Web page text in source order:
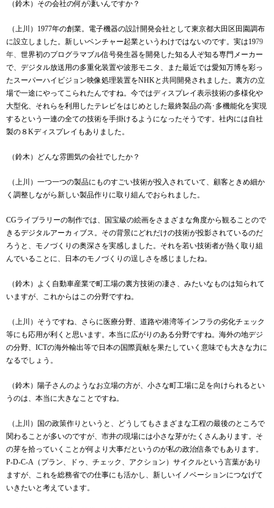
（鈴木）その会社の何が凄いんですか？
（上川） 1977年の創業。電子機器の設計開発会社として東京都大田区田園調布
に設立しました。新しいベンチャー起業というわけではないのです。実は1979
年、 世界初のプログラマブル信号発生器を開発した知る人ぞ知る専門メーカー
で、デジタル放送用の多重化装置や波形モニタ、また最近では愛知万博を彩っ
たスーパーハイビジョン映像処理装置をNHKと共同開発されました。裏方の立
場で一途にやってこられたんですね。今ではディスプレイ表示技術の多様化や
大型化、それらを利用したテレビをはじめとした最終製品の高･多機能化を実現
するという一連の全ての技術を手掛けるようになったそうです。社内には自社
製の８Kディスプレイもありました。
（鈴木）どんな雰囲気の会社でしたか？
（上川）一つ一つの製品にものすごい技術が投入されていて、顧客ときめ細か
く調整しながら新しい製品作りに取り組んでおられました。
CGライブラリーの制作では、国宝級の絵画をさまざまな角度から観ることので
きるデジタルアーカィブス。その背景にどれだけの技術が投影されているのだ
ろうと、モノづくりの奥深さを実感しました。それを若い技術者が熱く取り組
んでいることに、日本のモノづくりの逞しさを感じましたね。
（鈴木）よく自動車産業で町工場の裏方技術の凄さ、みたいなものは知られて
いますが、これからはこの分野ですね。
（上川）そうですね、さらに医療分野、道路や港湾等インフラの劣化チェック
等にも応用が利くと思います。本当に広がりのある分野ですね。海外の地デジ
の分野、 ICTの海外輸出等で日本の国際貢献を果たしていく意味でも大きな力に
なるでしょう。
（鈴木）陽子さんのようなお立場の方が、小さな町工場に足を向けられるとい
うのは、本当に大きなことですね。
（上川）国の政策作りというと、どうしてもさまざまな工程の最後のところで
関わることが多いのですが、市井の現場には小さな芽がたくさんあります。そ
の芽を拾っていくことが何より大事だというのが私の政治信条でもあります。
P-D-C-A （プラン、ドゥ、チェック、アクション）サイクルという言葉があり
ますが、これを総務省での仕事にも活かし、新しいイノベーションにつなげて
いきたいと考えています。